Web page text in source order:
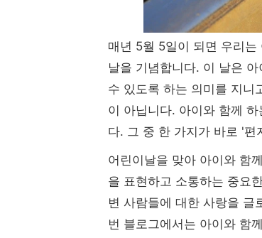
매년 5월 5일이 되면 우리
날을 기념합니다. 이 날은
수 있도록 하는 의미를 지니
이 아닙니다. 아이와 함께
다. 그 중 한 가지가 바로 '편
어린이날을 맞아 아이와 함
을 표현하고 소통하는 중요
변 사람들에 대한 사랑을 글
번 블로그에서는 아이와 함